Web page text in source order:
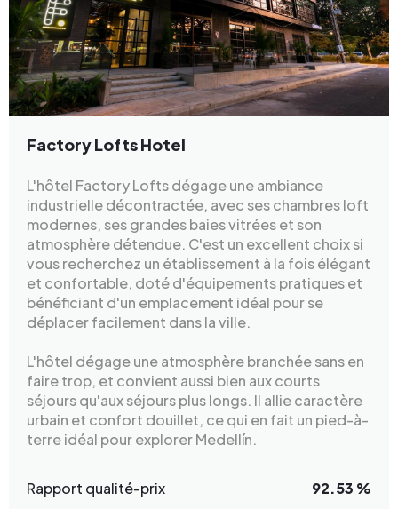
Factory Lofts Hotel
L'hôtel Factory Lofts dégage une ambiance
industrielle décontractée, avec ses chambres loft
modernes, ses grandes baies vitrées et son
atmosphère détendue. C'est un excellent choix si
vous recherchez un établissement à la fois élégant
et confortable, doté d'équipements pratiques et
bénéficiant d'un emplacement idéal pour se
déplacer facilement dans la ville.
L'hôtel dégage une atmosphère branchée sans en
faire trop, et convient aussi bien aux courts
séjours qu'aux séjours plus longs. Il allie caractère
urbain et confort douillet, ce qui en fait un pied-à-
terre idéal pour explorer Medellín.
Rapport qualité-prix 92.53 %